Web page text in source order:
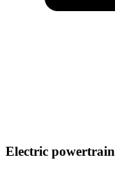
Electric powertrain